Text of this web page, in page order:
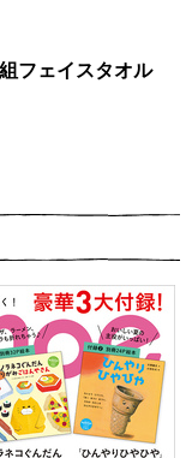
フェイスタオル